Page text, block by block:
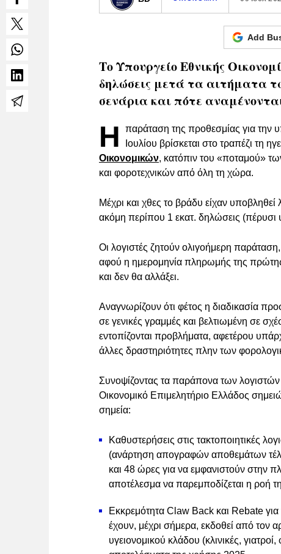
Add
Το Υπουργείο Εθνικής
δηλώσεις μετά τα αιτήματα
σενάρια και πότε
Η
παράταση της προθεσμίας για
Ιουλίου βρίσκεται στο τραπέζι τη
Οικονομικών, κατόπιν του «ποταμού»
και φοροτεχνικών από όλη τη χώρα.
Μέχρι και χθες το βράδυ είχαν
ακόμη περίπου 1 εκατ. δηλώσεις
Οι λογιστές ζητούν ολιγοήμερη
αφού η ημερομηνία πληρωμής της
και δεν θα αλλάξει.
Αναγνωρίζουν ότι φέτος η διαδικασία
σε γενικές γραμμές και βελτιωμένη σε
εντοπίζονται προβλήματα, αφετέρου
άλλες δραστηριότητες πλην των
Συνοψίζοντας τα παράπονα των
Οικονομικό Επιμελητήριο Ελλάδος
σημεία:
Καθυστερήσεις στις τακτοποιητικές
(ανάρτηση απογραφών αποθεμάτων
και 48 ώρες για να εμφανιστούν στην
αποτέλεσμα να παρεμποδίζεται η ροή
Εκκρεμότητα Claw Back και Rebate
έχουν, μέχρι σήμερα, εκδοθεί από τον
υγειονομικού κλάδου (κλινικές,